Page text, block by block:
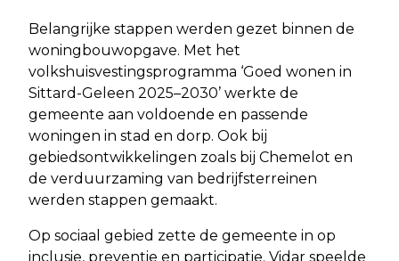
Belangrijke stappen werden gezet binnen de
woningbouwopgave. Met het
volkshuisvestingsprogramma ‘Goed wonen in
Sittard-Geleen 2025–2030’ werkte de
gemeente aan voldoende en passende
woningen in stad en dorp. Ook bij
gebiedsontwikkelingen zoals bij Chemelot en
de verduurzaming van bedrijfsterreinen
werden stappen gemaakt.
Op sociaal gebied zette de gemeente in op
inclusie, preventie en participatie. Vidar speelde